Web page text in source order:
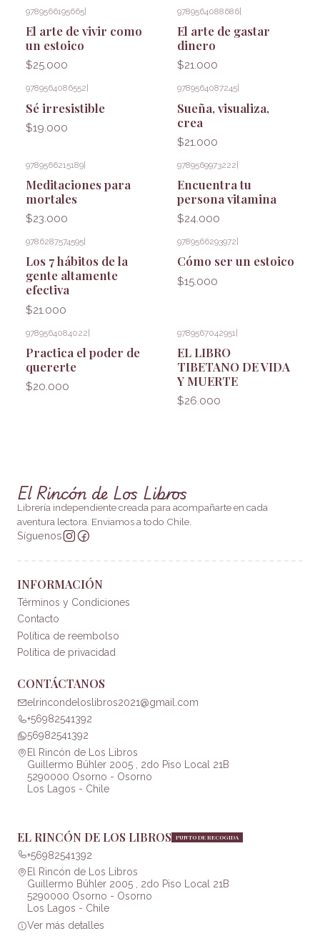
9789566195665
El arte de vivir como
un estoico
$25.000
9789564088686
El arte de gastar
dinero
$21.000
9789564086552
Sé irresistible
$19.000
9789564087245
Sueña, visualiza,
crea
$21.000
9789566215189|
Meditaciones para
mortales
$23.000
9789569973222|
Encuentra tu
persona vitamina
$24.000
9786287574595
Los 7 hábitos de la
gente altamente
efectiva
$21.000
9789566293972
Cómo ser un estoico
$15.000
9789564084022|
Practica el poder de
quererte
$20.000
9789567042951 |
EL LIBRO
TIBETANO DE VIDA
Y MUERTE
$26.000
El Rincón de Los Libros
Librería independiente creada para acompañarte en cada
aventura lectora. Enviamos a todo Chile.
Síguenos
INFORMACIÓN
Términos y Condiciones
Contacto
Política de reembolso
Política de privacidad
CONTÁCTANOS
elrincondeloslibros2021@gmail.com
+56982541392
56982541392
El Rincón de Los Libros
Guillermo Bühler 2005 , 2do Piso Local 21B
5290000 Osorno - Osorno
Los Lagos - Chile
EL RINCÓN DE LOS LIBROS PUNTO DE RECOGIDA
+56982541392
El Rincón de Los Libros
Guillermo Bühler 2005 , 2do Piso Local 21B
5290000 Osorno - Osorno
Los Lagos - Chile
Ver más detalles